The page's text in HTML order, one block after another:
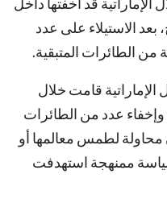
بعد الاستيلاء على عدد
الطائرات المتبقية.
الإماراتية قامت خلال
عدد من الطائرات
محاولة لطمس معالمها أو
ممنهجة استهدفت